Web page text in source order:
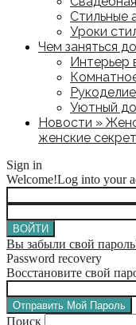
Стильные
Уроки
Чем заняться
Интерьер
Уютный
Новости »
женские
Sign in
Welcome!Log into your
Вы забыли свой
Password recovery
Восстановите свой
Поиск